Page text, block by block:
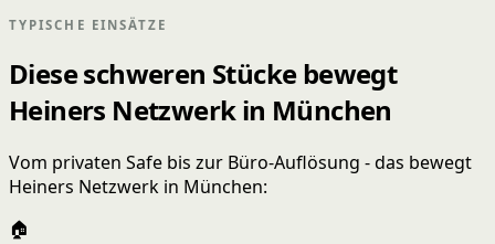
TYPISCHE EINSÄTZE
Diese schweren Stücke bewegt
Heiners Netzwerk in München
Vom privaten Safe bis zur Büro-Auflösung - das bewegt
Heiners Netzwerk in München:
🏠